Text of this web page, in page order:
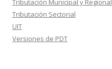
Tributación Sectorial
UIT
Versiones de PDT